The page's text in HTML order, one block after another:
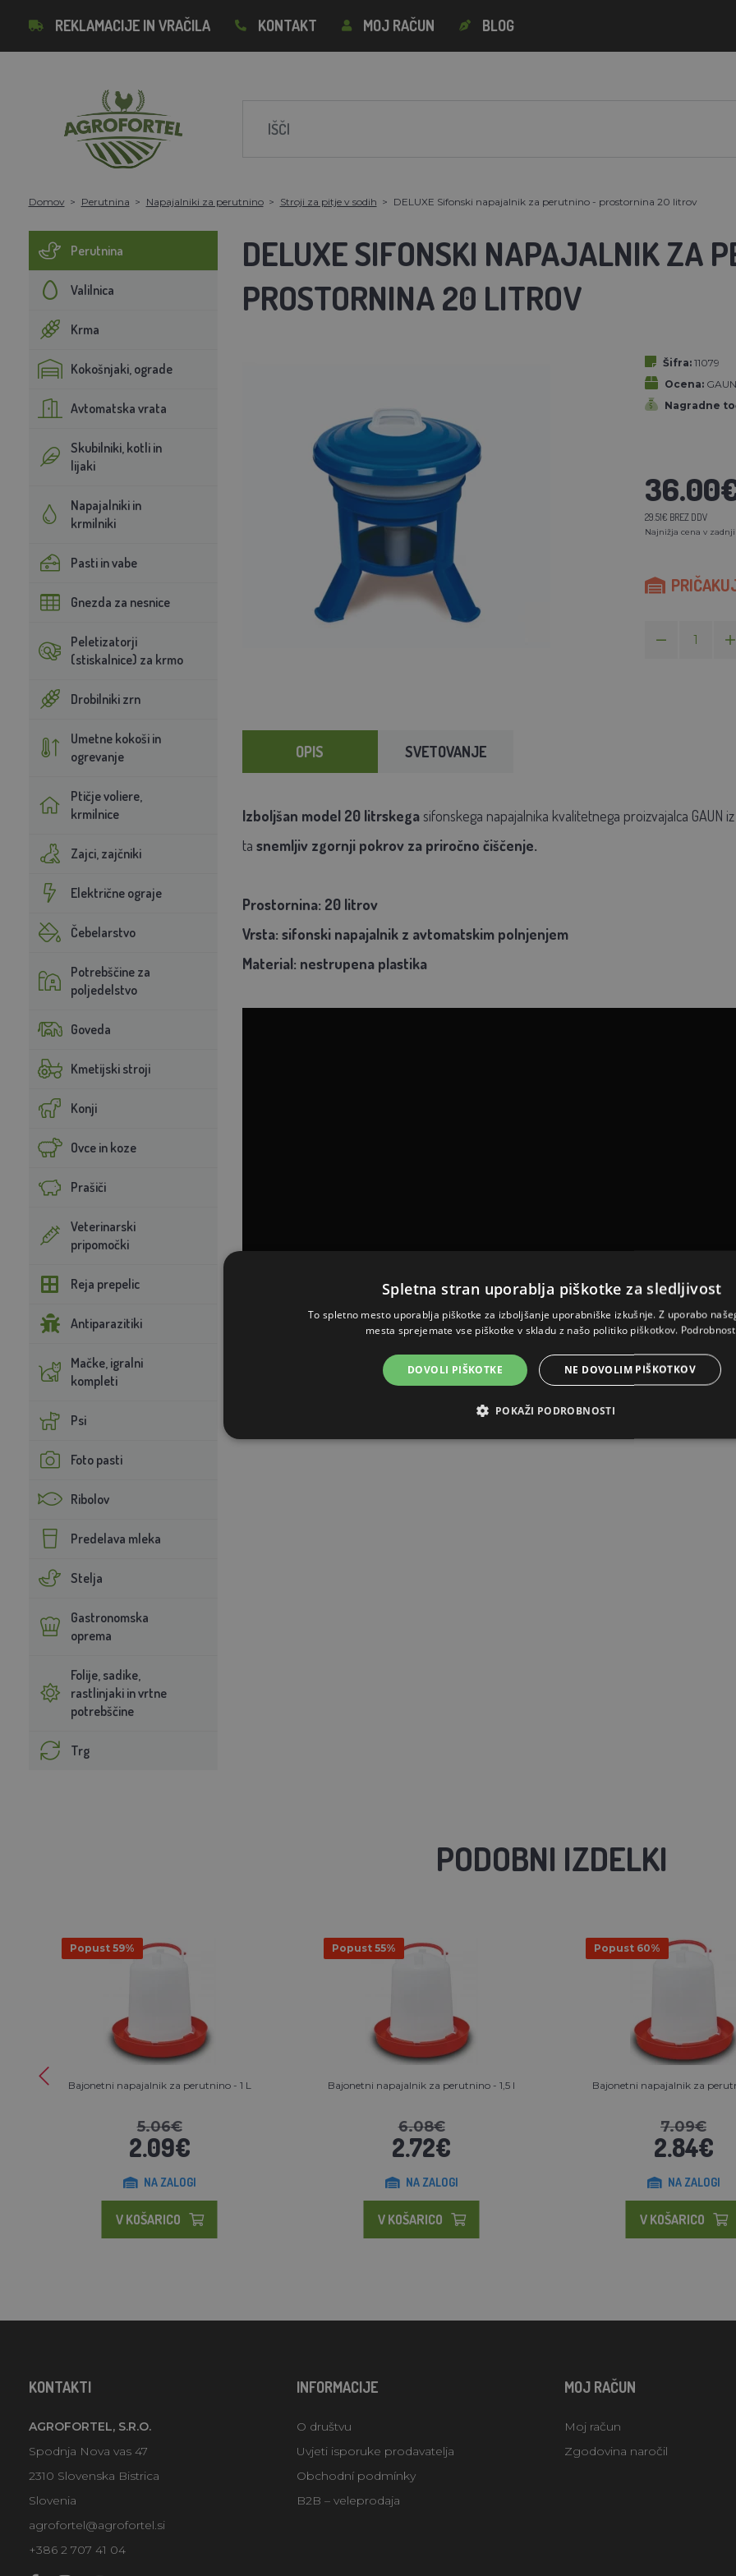
REKLAMACIJE IN VRAČILA KONTAKT MOJ RAČUN BLOG
Domov Perutnina Napajalniki za perutnino Stroji za pitje v sodih DELUXE Sifonski napajalnik za perutnino - prostornina 20 litrov
Perutnina
Valilnica
Krma
Kokošnjaki, ograde
Avtomatska vrata
Skubilniki, kotli in
lijaki
Napajalniki in
krmilniki
Pasti in vabe
Gnezda za nesnice
Peletizatorji
(stiskalnice) za krmo
Drobilniki zrn
Umetne kokoši in
ogrevanje
Ptičje voliere,
krmilnice
Zajci, zajčniki
Električne ograje
Čebelarstvo
Potrebščine za
poljedelstvo
Goveda
Kmetijski stroji
Konji
Ovce in koze
Prašiči
Veterinarski
pripomočki
Reja prepelic
Antiparazitiki
Mačke, igralni
kompleti
Psi
Foto pasti
Ribolov
Predelava mleka
Stelja
Gastronomska
oprema
Folije, sadike,
rastlinjaki in vrtne
potrebščine
Trg
DELUXE SIFONSKI NAPAJALNIK ZA
PROSTORNINA 20 LITROV
Šifra: 11079
Ocena: GAUN
Nagradne
29.51€ BREZ DDV
Najnižja cena v
OPIS SVETOVANJE
Izboljšan model 20 litrskegasifonskega napajalnika kvalitetnega proizvajalca GAUN
ta snemljiv zgornji pokrov za priročno čiščenje.
Prostornina: 20 litrov
Vrsta: sifonski napajalnik z avtomatskim polnjenjem
Material: nestrupena plastika
PODOBNI IZDELKI
Popust 59%
Bajonetni napajalnik za perutnino - 1 L
5.06€
2.09€
NA ZALOGI
V KOŠARICO
Popust 55%
Bajonetni napajalnik za perutnino - 1,5 l
6.08€
2.72€
NA ZALOGI
V KOŠARICO
Popust 60%
Bajonetni napajalnik za
7.09€
2.84€
NA ZALOGI
V KOŠARICO
KONTAKTI
AGROFORTEL, S.R.O.
Spodnja Nova vas 47
2310 Slovenska Bistrica
Slovenia
agrofortel@agrofortel.si
+386 2 707 41 04
INFORMACIJE
O društvu
Uvjeti isporuke prodavatelja
Obchodní podmínky
B2B – veleprodaja
MOJ RAČUN
Moj račun
Zgodovina naročil
Spletna stran uporablja piškotke za sledljivost
To spletno mesto uporablja piškotke za izboljšanje uporabniške izkušnje. Z uporabo
mesta sprejemate vse piškotke v skladu z našo politiko piškotkov.
DOVOLI PIŠKOTKE NE DOVOLIM PIŠKOTKOV
POKAŽI PODROBNOSTI